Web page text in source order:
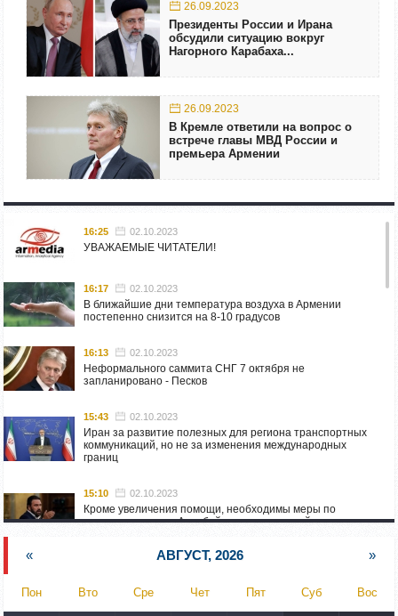
26.09.2023
Президенты России и Ирана
обсудили ситуацию вокруг
Нагорного Карабаха...
26.09.2023
В Кремле ответили на вопрос о
встрече главы МВД России и
премьера Армении
16:25 02.10.2023
УВАЖАЕМЫЕ ЧИТАТЕЛИ!
16:17 02.10.2023
В ближайшие дни температура воздуха в Армении
постепенно снизится на 8-10 градусов
16:13 02.10.2023
Неформального саммита СНГ 7 октября не
запланировано - Песков
15:43 02.10.2023
Иран за развитие полезных для региона транспортных
коммуникаций, но не за изменения международных
границ
15:10 02.10.2023
Кроме увеличения помощи, необходимы меры по
пресечению угроз Азербайджана: испанский депутат
Азербайджан обстреляли автомобиль ВС Армении,
перевозивший продовольствие
« АВГУСТ, 2026 »
Пон Вто Сре Чет Пят Суб Вос